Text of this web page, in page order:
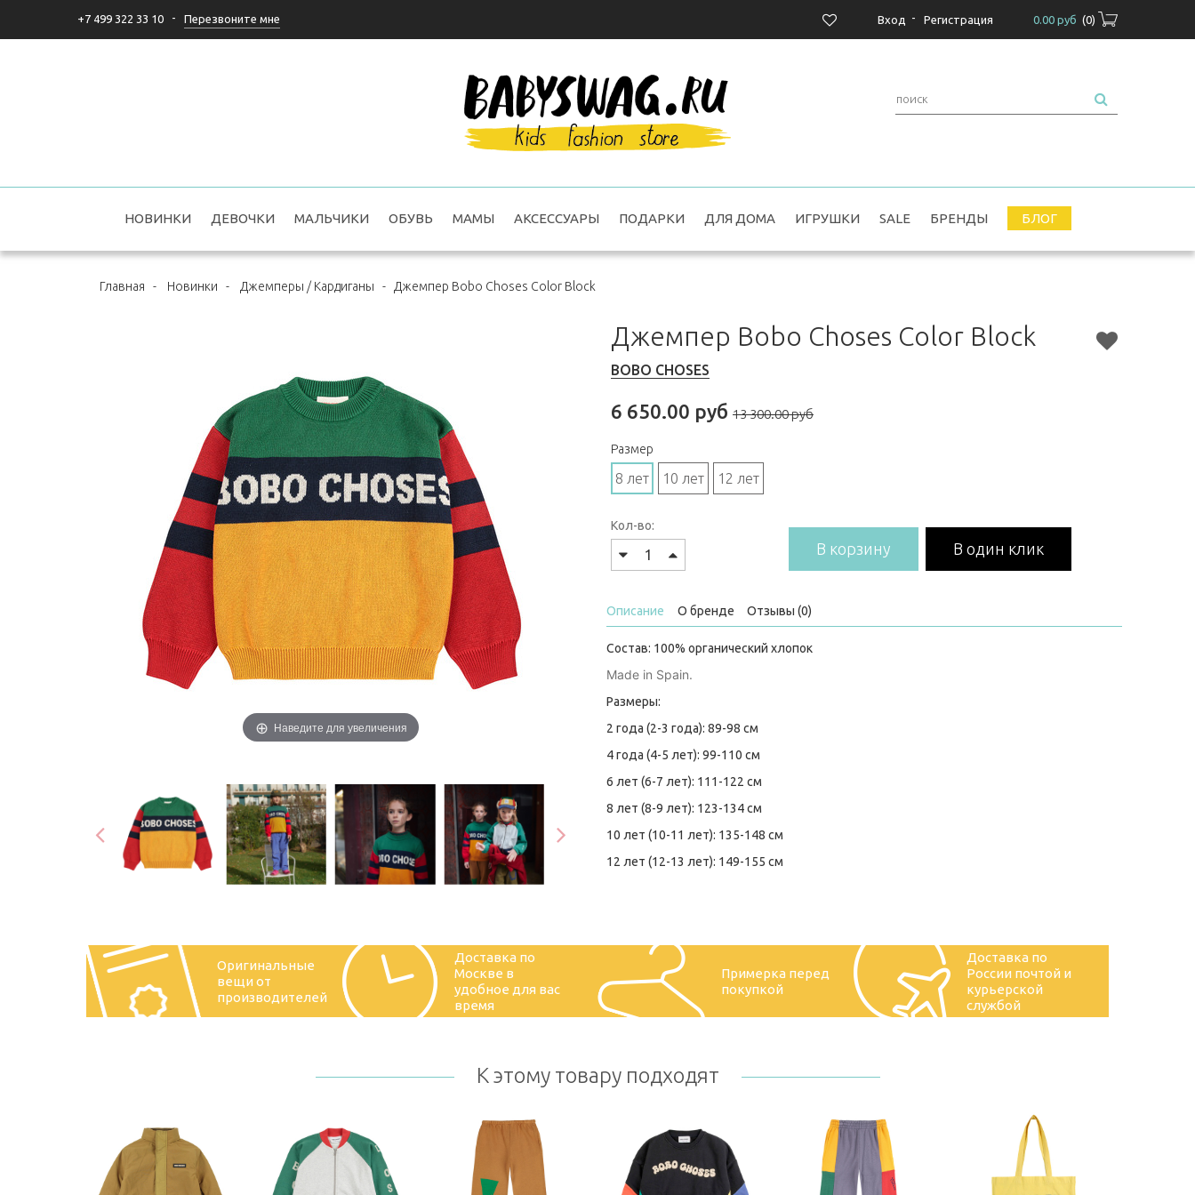
+7 499 322 33 10 - Перезвоните мне 0.00 руб (0)
Вход - Регистрация
НОВИНКИ ДЕВОЧКИ МАЛЬЧИКИ ОБУВЬ МАМЫ АКСЕССУАРЫ ПОДАРКИ ДЛЯ ДОМА ИГРУШКИ SALE БРЕНДЫ БЛОГ
Главная - Новинки - Джемперы / Кардиганы - Джемпер Bobo Choses Color Block
Наведите для увеличения
Джемпер Bobo Choses Color Block
BOBO CHOSES
6 650.00 руб 13 300.00 руб
Размер
8 лет 10 лет 12 лет
Кол-во:
В корзину В один клик
Описание О бренде Отзывы (0)
Состав: 100% органический хлопок
Made in Spain.
Размеры:
2 года (2-3 года): 89-98 см
4 года (4-5 лет): 99-110 см
6 лет (6-7 лет): 111-122 см
8 лет (8-9 лет): 123-134 см
10 лет (10-11 лет): 135-148 см
12 лет (12-13 лет): 149-155 см
Оригинальные
вещи от
производителей
Доставка по
Москве в
удобное для вас
время
Примерка перед
покупкой
Доставка по
России почтой и
курьерской
службой
К этому товару подходят